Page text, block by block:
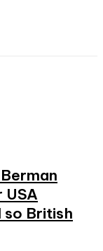
USA
British